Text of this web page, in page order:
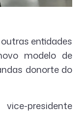
entidades
modelo de
donorte do
presidente